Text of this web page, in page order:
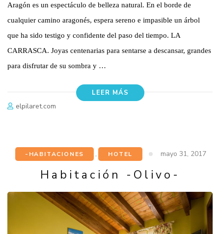
Aragón es un espectáculo de belleza natural. En el borde de
cualquier camino aragonés, espera sereno e impasible un árbol
que ha sido testigo y confidente del paso del tiempo. LA
CARRASCA. Joyas centenarias para sentarse a descansar, grandes
para disfrutar de su sombra y …
LEER MÁS
elpilaret.com
-HABITACIONES , HOTEL mayo 31, 2017
Habitación -Olivo-